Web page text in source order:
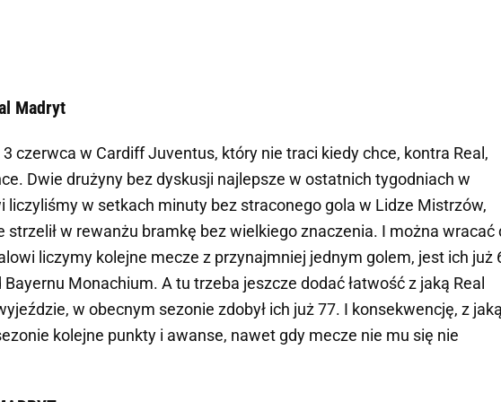
Madryt
3 czerwca w Cardiff Juventus, który nie traci kiedy chce, kontra Real,
Dwie drużyny bez dyskusji najlepsze w ostatnich tygodniach w
liczyliśmy w setkach minuty bez straconego gola w Lidze Mistrzów,
strzelił w rewanżu bramkę bez wielkiego znaczenia. I można wracać
liczymy kolejne mecze z przynajmniej jednym golem, jest ich już
Monachium. A tu trzeba jeszcze dodać łatwość z jaką Real
w obecnym sezonie zdobył ich już 77. I konsekwencję, z
kolejne punkty i awanse, nawet gdy mecze nie mu się nie